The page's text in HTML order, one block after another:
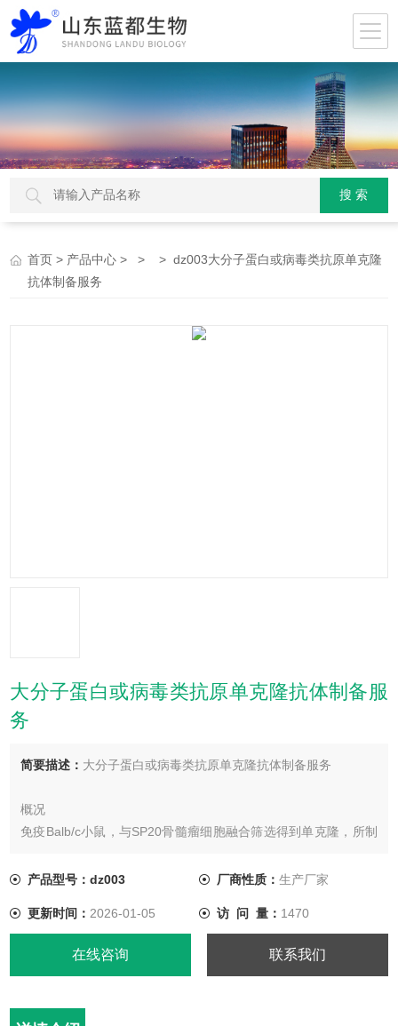
首页 > 产品中心 > > > dz003大分子蛋白或病毒类抗原单克隆
抗体制备服务
大分子蛋白或病毒类抗原单克隆抗体制备服
务
简要描述： 大分子蛋白或病毒类抗原单克隆抗体制备服务
概况
免疫Balb/c小鼠，与SP20骨髓瘤细胞融合筛选得到单克隆，所制
一、交付内容
产品型号：dz003 厂商性质： 生产厂家
更新时间： 2026-01-05 访 问 量： 1470
在线咨询 联系我们